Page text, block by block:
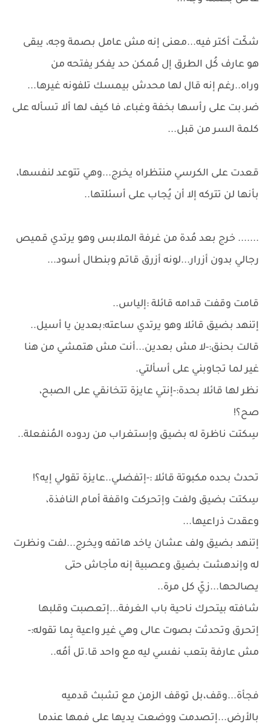
شكّت أكتر فيه...معنى إنه مش عامل بصمة وجه، يبقى
هو عارف كُل الطرق إل مُمكن حد يفكر يفتحه من
وراه..رغم إنه قال لها محدش بيمسك تلفونه غيرها...
ضر.بت على رأسها بخفة وغباء، فا كيف لها ألا تسأله على
كلمة السر من قبل...
قعدت على الكرسي منتظراه يخرج...وهي تتوعد لنفسها،
بأنها لن تتركه إلا أن يُجاب على أسئلتها..
....... خرج بعد مُدة من غرفة الملابس وهو يرتدي قميص
رجالي بدون أزرار...لونه أزرق قاتم وبنطال أسود...
قامت وقفت قدامه قائلة :إلياس..
إتنهد بضيق قائلا وهو يرتدي ساعته:بعدين يا أسيل..
قالت بحنق:-لا مش بعدين...أنت مش هتمشي من هنا
غير لما تجاوبني على أسألتي.
نظر لها قائلا بحدة:-إنتي عايزة تتخانقي على الصبح،
صح؟!
سِكتت ناظرة له بضيق وإستغراب من ردوده المُنفعلة..
تحدث بحده مكبوتة قائلا :-إتفضلي..عايزة تقولي إيه؟!
سِكتت بضيق ولفت وإتحركت واقفة أمام النافذة،
وعقدت ذراعيها...
إتنهد بضيق ولف عشان ياخد هاتفه ويخرج...لفت ونظرت
له وإندهشت بضيق وعصبية إنه مأجاش حتى
يصالحها...زيّ كل مرة..
شافته بيتحرك ناحية باب الغرفة...إتعصبت وقلبها
إتحرق وتحدثت بصوت عالى وهي غير واعية بِما تقوله:-
مش عارفة بتعب نفسي ليه مع واحد قا.تل أمُه..
فجأة...وقف،بل توقف الزمن مع تشبث قدميه
بالأرض...إتصدمت ووضعت يديها على فمها عندما